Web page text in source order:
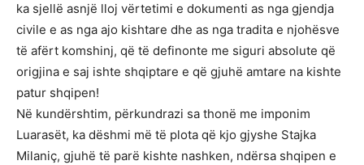
ka sjellë asnjë lloj vërtetimi e dokumenti as nga gjendja
civile e as nga ajo kishtare dhe as nga tradita e njohësve
të afërt komshinj, që të definonte me siguri absolute që
origjina e saj ishte shqiptare e që gjuhë amtare na kishte
patur shqipen!
Në kundërshtim, përkundrazi sa thonë me imponim
Luarasët, ka dëshmi më të plota që kjo gjyshe Stajka
Milaniç, gjuhë të parë kishte nashken, ndërsa shqipen e